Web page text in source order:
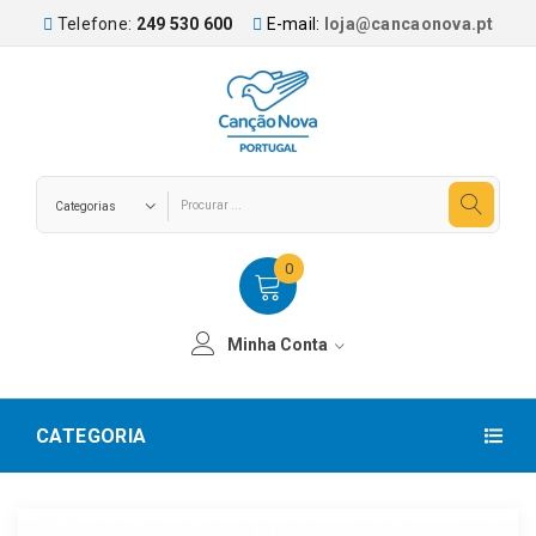
Telefone: 249 530 600 E-mail: loja@cancaonova.pt
0
Minha Conta
CATEGORIA